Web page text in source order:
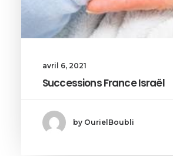
avril 6, 2021
Successions France Israël
by OurielBoubli